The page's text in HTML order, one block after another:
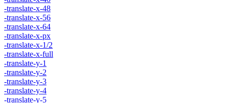
-translate-x-48
-translate-x-56
-translate-x-64
-translate-x-px
-translate-x-1/2
-translate-x-full
-translate-y-1
-translate-y-2
-translate-y-3
-translate-y-4
-translate-y-5